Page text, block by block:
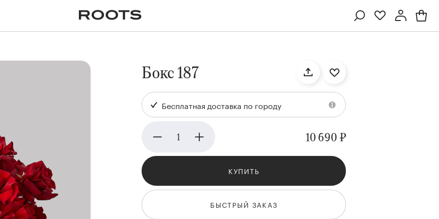
Профиль
Ампельные
Kenzan
Бокс 187
Бесплатная доставка по городу
10 690 ₽
КУПИТЬ
БЫСТРЫЙ ЗАКАЗ